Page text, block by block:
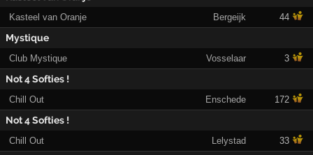
Kasteel van Oranje Bergeijk 44
Mystique
Club Mystique Vosselaar 3
Not 4 Softies !
Chill Out Enschede 172
Not 4 Softies !
Chill Out Lelystad 33